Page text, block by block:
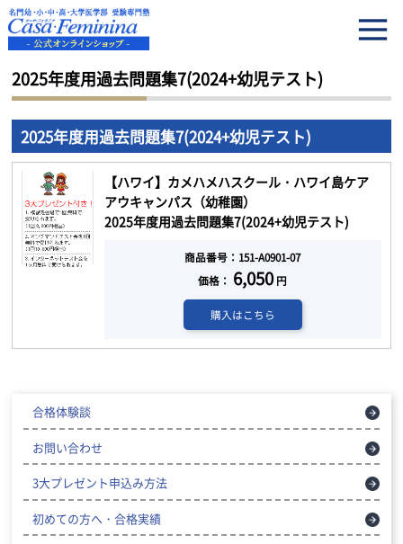
HOME 2025年度用過去問題集7(2024+幼児テスト)
2025年度用過去問題集7(2024+幼児テスト)
2025年度用過去問題集7(2024+幼児テスト)
【ハワイ】カメハメハスクール・ハワイ島ケア
アウキャンパス（幼稚園）
2025年度用過去問題集7(2024+幼児テスト)
商品番号：151-A0901-07
価格： 6,050円
購入はこちら
合格体験談
お問い合わせ
3大プレゼント申込み方法
初めての方へ・合格実績